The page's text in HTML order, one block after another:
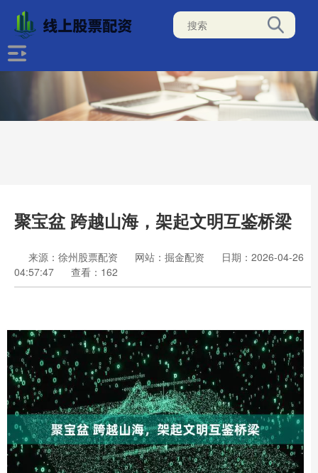
聚宝盆 跨越山海，架起文明互鉴桥梁
来源：徐州股票配资 网站：掘金配资
日期：2026-04-26
04:57:47
查看：162